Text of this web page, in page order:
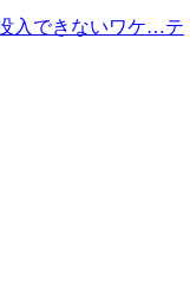
入できないワケ…テ